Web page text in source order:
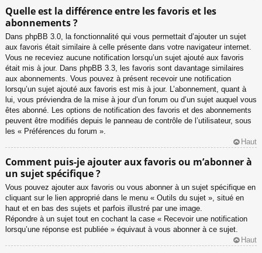
Quelle est la différence entre les favoris et les
abonnements ?
Dans phpBB 3.0, la fonctionnalité qui vous permettait d’ajouter un sujet
aux favoris était similaire à celle présente dans votre navigateur internet.
Vous ne receviez aucune notification lorsqu’un sujet ajouté aux favoris
était mis à jour. Dans phpBB 3.3, les favoris sont davantage similaires
aux abonnements. Vous pouvez à présent recevoir une notification
lorsqu’un sujet ajouté aux favoris est mis à jour. L’abonnement, quant à
lui, vous préviendra de la mise à jour d’un forum ou d’un sujet auquel vous
êtes abonné. Les options de notification des favoris et des abonnements
peuvent être modifiés depuis le panneau de contrôle de l’utilisateur, sous
les « Préférences du forum ».
Haut
Comment puis-je ajouter aux favoris ou m’abonner à
un sujet spécifique ?
Vous pouvez ajouter aux favoris ou vous abonner à un sujet spécifique en
cliquant sur le lien approprié dans le menu « Outils du sujet », situé en
haut et en bas des sujets et parfois illustré par une image.
Répondre à un sujet tout en cochant la case « Recevoir une notification
lorsqu’une réponse est publiée » équivaut à vous abonner à ce sujet.
Haut